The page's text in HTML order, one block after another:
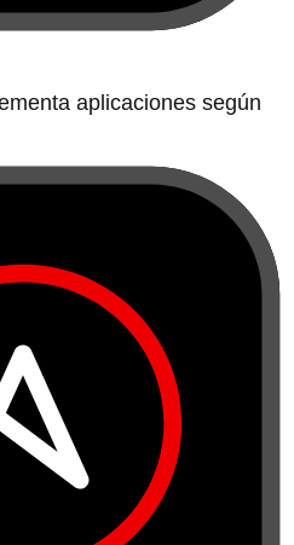
aplicaciones según